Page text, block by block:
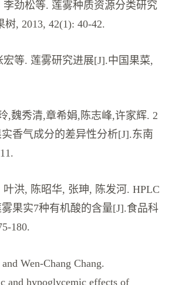
李劲松等. 莲雾种质资源分类研究
, 2013, 42(1): 40-42.
等. 莲雾研究进展[J].中国果菜,
,魏秀清,章希娟,陈志峰,许家辉. 2
香气成分的差异性分析[J].东南
洪, 陈昭华, 张珅, 陈发河. HPLC
果实7种有机酸的含量[J].食品科
180.
Wen-Chang Chang.
and hypoglycemic effects of